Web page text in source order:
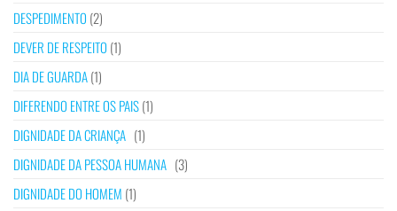
DESPEDIMENTO (2)
DEVER DE RESPEITO (1)
DIA DE GUARDA(1)
DIFERENDO ENTRE OS PAIS(1)
DIGNIDADE DA CRIANÇA (1)
DIGNIDADE DA PESSOA HUMANA (3)
DIGNIDADE DO HOMEM (1)